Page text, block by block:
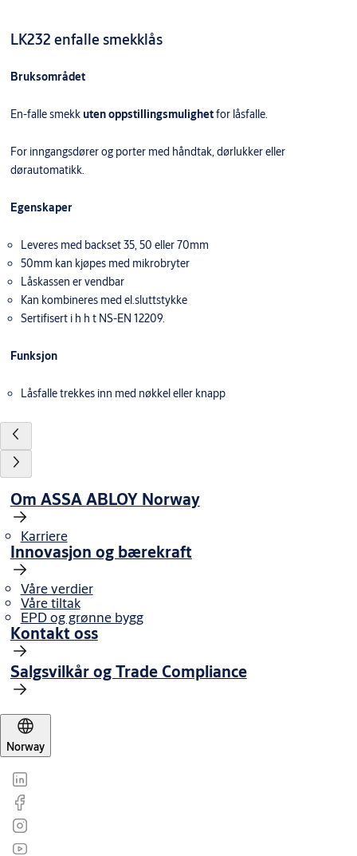
LK232 enfalle smekklås
Bruksområdet
En-falle smekk uten oppstillingsmulighetfor låsfalle.
For inngangsdører og porter med håndtak, dørlukker eller
dørautomatikk.
Egenskaper
Leveres med backset 35, 50 eller 70mm
50mm kan kjøpes med mikrobryter
Låskassen er vendbar
Kan kombineres med el.sluttstykke
Sertifisert i h h t NS-EN 12209.
Funksjon
Låsfalle trekkes inn med nøkkel eller knapp
Om ASSA ABLOY Norway
Karriere
Innovasjon og bærekraft
Våre verdier
Våre tiltak
EPD og grønne bygg
Kontakt oss
Salgsvilkår og Trade Compliance
Norway